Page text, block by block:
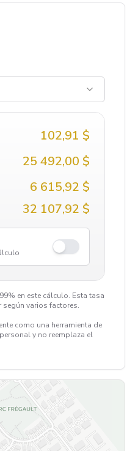
102,91 $
25 492,00 $
6 615,92 $
32 107,92 $
en este cálculo. Esta tasa
según varios factores.
como una herramienta de
y no reemplaza el